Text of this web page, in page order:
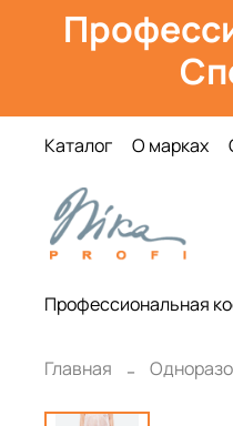
Каталог О марках
Профессиональная
Главная